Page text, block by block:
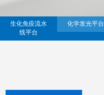
生化免疫流水
线平台
化学发光平台